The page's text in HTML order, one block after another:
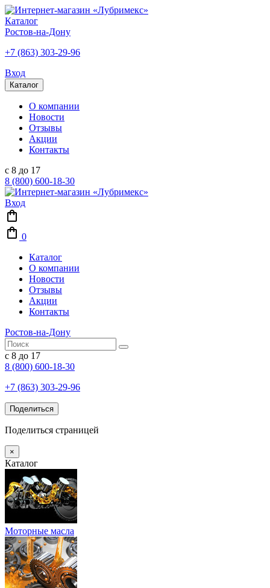
Каталог
Ростов-на-Дону
+7 (863) 303-29-96
Вход
Каталог
О компании
Новости
Отзывы
Акции
Контакты
с 8 до 17
8 (800) 600-18-30
Вход
0
Каталог
О компании
Новости
Отзывы
Акции
Контакты
Ростов-на-Дону
с 8 до 17
8 (800) 600-18-30
+7 (863) 303-29-96
Поделиться
Поделиться страницей
×
Каталог
Моторные масла